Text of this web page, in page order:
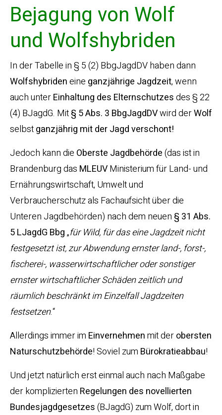
Bejagung von Wolf
und Wolfshybriden
In der Tabelle in § 5 (2) BbgJagdDV haben dann
Wolfshybrideneine ganzjährige Jagdzeit, wenn
auch unterEinhaltung des Elternschutzesdes § 22
(4) BJagdG. Mit§ 5 Abs. 3 BbgJagdDVwird derWolf
selbstganzjährig mit der Jagd verschont!
Jedoch kann die Oberste Jagdbehörde(das ist in
Brandenburg das MLEUVMinisterium für Land- und
Ernährungswirtschaft, Umwelt und
Verbraucherschutz als Fachaufsicht über die
Unteren Jagdbehörden) nach dem neuen § 31 Abs.
5 LJagdG Bbg„für Wild, für das eine Jagdzeit nicht
festgesetzt ist, zur Abwendung ernster land-, forst-,
fischerei-, wasserwirtschaftlicher oder sonstiger
ernster wirtschaftlicher Schäden zeitlich und
räumlich beschränkt im Einzelfall Jagdzeiten
festsetzen.“
Allerdings immer im Einvernehmenmit derobersten
Naturschutzbehörde! Soviel zum Bürokratieabbau!
Und jetzt natürlich erst einmal auch nach Maßgabe
der komplizierten Regelungen des novellierten
Bundesjagdgesetzes(BJagdG) zum Wolf, dort in